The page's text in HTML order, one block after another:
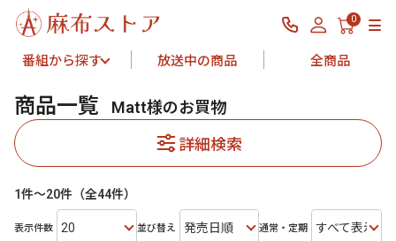
0
番組から探す 放送中の商品 全商品
商品一覧
Matt様のお買物
詳細検索
1件～20件（全44件）
表示件数 20 並び替え 発売日順 通常・定期 すべて表示